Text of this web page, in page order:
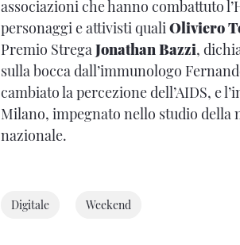
associazioni che hanno combattuto
personaggi e attivisti qualiOliviero
Premio StregaJonathan Bazzi,
sulla bocca dall’immunologo
cambiato la percezione dell’AIDS, e
Milano, impegnato nello studio
nazionale.
Digitale Weekend